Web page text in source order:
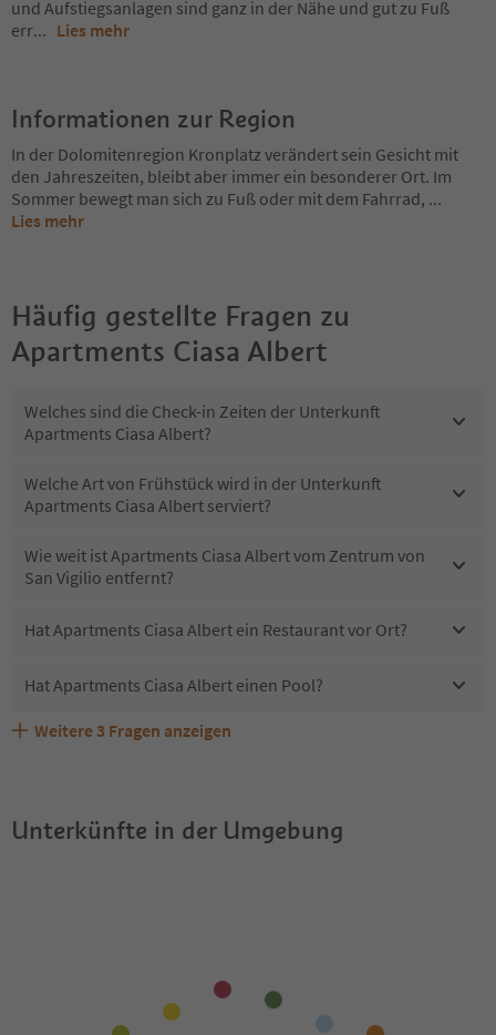
und Aufstiegsanlagen sind ganz in der Nähe und gut zu Fuß
err... Lies mehr
Informationen zur Region
In der Dolomitenregion Kronplatz verändert sein Gesicht mit
den Jahreszeiten, bleibt aber immer ein besonderer Ort. Im
Sommer bewegt man sich zu Fuß oder mit dem Fahrrad, ...
Lies mehr
Häufig gestellte Fragen zu
Apartments Ciasa Albert
Welches sind die Check-in Zeiten der Unterkunft
Apartments Ciasa Albert?
Welche Art von Frühstück wird in der Unterkunft
Apartments Ciasa Albert serviert?
Wie weit ist Apartments Ciasa Albert vom Zentrum von
San Vigilio entfernt?
Hat Apartments Ciasa Albert ein Restaurant vor Ort?
Hat Apartments Ciasa Albert einen Pool?
Sind Haustiere in der Unterkunft Apartments Ciasa
Welche Services bietet Apartments Ciasa Albert?
Erhalten die Gäste von Apartments Ciasa Albert einen
Weitere 3 Fragen anzeigen
Unterkünfte in der Umgebung